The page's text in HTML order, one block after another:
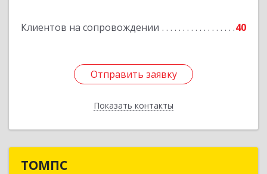
Клиентов на сопровождении 40
Отправить заявку
Показать контакты
Подробнее
Отправить заявку
Назад
ТОМПС